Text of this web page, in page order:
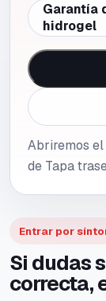
Garantía
hidrogel
Abriremos
de Tapa
Entrar por
Si dudas
correcta,